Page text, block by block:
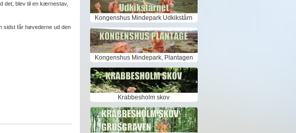
det, blev til en kærnestav,
sidst får høvederne ud den
Kongenshus Mindepark Udkikstårn
Kongenshus Mindepark, Plantagen
Krabbesholm skov